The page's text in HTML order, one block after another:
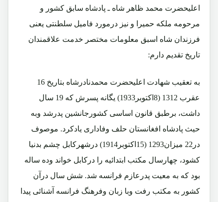
اعلیحضرت محمد ظاهر شاه ـ پادشاه سابق کشور و
مرحومه ملکه حمیرا و نیز درمورد فامیل سلطنتی یعنی
فرزندان شاه اسبق معلومات مختصر خدمت علاقمندان
تاریخ تقدیم دارم:
به تعقیب شهادت اعلیحضرت محمدنادرشاه بتاریخ 16
عقرب 1312 (8اکتوبر1933) یگانه پسرش که 19 سال
داشت، برطبق قانون اساسی کشورجانشین پدرشد وبه
حیث پادشاه افغانستان حلف وفاداری یادکرد. موصوف
در22 میزان1293 (15اکتوبر1914) درشهرکابل چشم بدنیا
کشود، چهارسال مکتب ابتدائیه را درکابل خواند وده ساله
بود که به معیت پدرعازم فرانسه شد. شش سال درآن
کشور به مکتب رفت وبا زبان وفرهنگ فرانسه آشنائی پیدا